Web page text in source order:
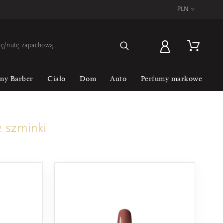
PLN ▿
Barber Ciało Dom Auto Perfumy markowe
szminki